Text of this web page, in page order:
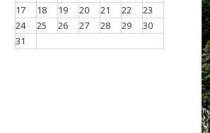
17
18 19 20 21 22
23
24
25 26 27 28 29
30
31